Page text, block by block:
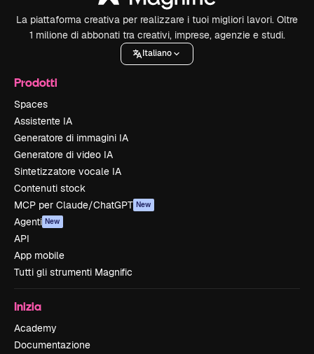
La piattaforma creativa per realizzare i tuoi migliori lavori. Oltre
1 milione di abbonati tra creativi, imprese, agenzie e studi.
Italiano
Prodotti
Spaces
Assistente IA
Generatore di immagini IA
Generatore di video IA
Sintetizzatore vocale IA
Contenuti stock
MCP per Claude/ChatGPT New
Agenti New
API
App mobile
Tutti gli strumenti Magnific
Inizia
Academy
Documentazione